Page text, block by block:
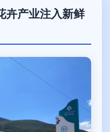
卉产业注入新鲜